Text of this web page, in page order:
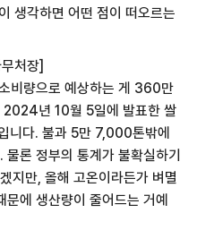
생각하면 어떤 점이 떠오르는
처장]
비량으로 예상하는 게 360만
년 10월 5일에 발표한 쌀
니다. 불과 5만 7,000톤밖에
론 정부의 통계가 불확실하기
지만, 올해 고온이라든가 벼멸
에 생산량이 줄어드는 거예